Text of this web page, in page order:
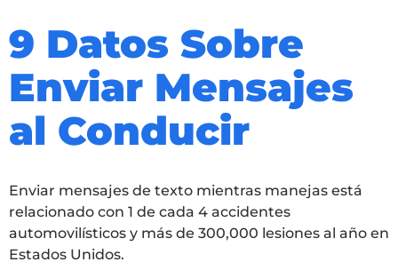
9 Datos Sobre
Enviar Mensajes
al Conducir
Enviar mensajes de texto mientras manejas está
relacionado con 1 de cada 4 accidentes
automovilísticos y más de 300,000 lesiones al año en
Estados Unidos.